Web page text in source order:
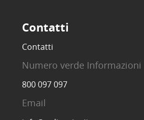
Contatti
Contatti
Numero verde Informazioni
800 097 097
Email